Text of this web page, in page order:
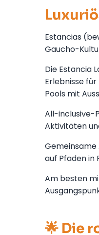
Estancias
Gaucho-
Die Estancia
Erlebnisse
Pools mit
All-inclusive-
Aktivitäten
auf Pfaden in
Am besten
🌟 Die